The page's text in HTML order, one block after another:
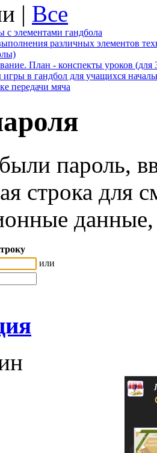
| Все
с элементами гандбола
различных элементов
План - конспекты уроков (для
в гандбол для учащихся
передачи мяча
пароль,
строка для
или